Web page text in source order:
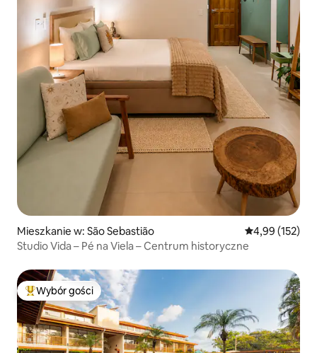
Mieszkanie w: São Sebastião Średnia
4,99 (152)
Studio Vida – Pé na Viela – Centrum historyczne
Najpopularniejsze z kategorii Wybór gości
Wybór gości